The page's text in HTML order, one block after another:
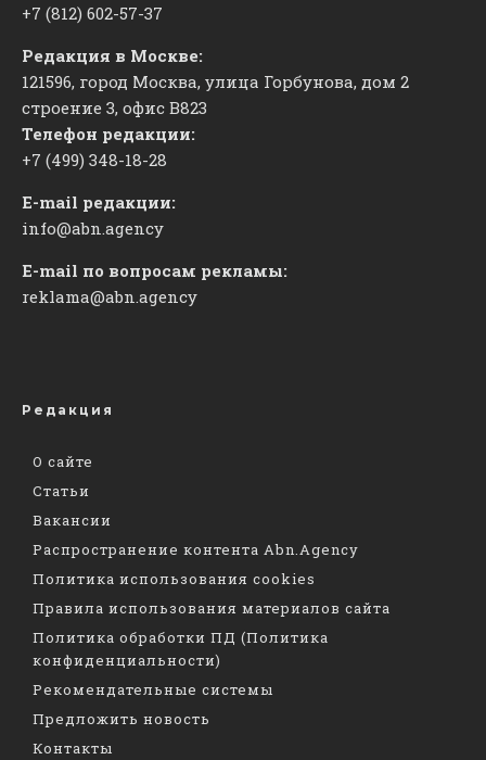
+7 (812) 602-57-37
Редакция в Москве:
121596, город Москва, улица Горбунова, дом 2
строение 3, офис ​В823
Телефон редакции:
+7 (499) 348-18-28
E-mail редакции:
info@abn.agency
E-mail по вопросам рекламы:
reklama@abn.agency
Редакция
О сайте
Статьи
Вакансии
Распространение контента Abn.Agency
Политика использования cookies
Правила использования материалов сайта
Политика обработки ПД (Политика
конфиденциальности)
Рекомендательные системы
Предложить новость
Контакты